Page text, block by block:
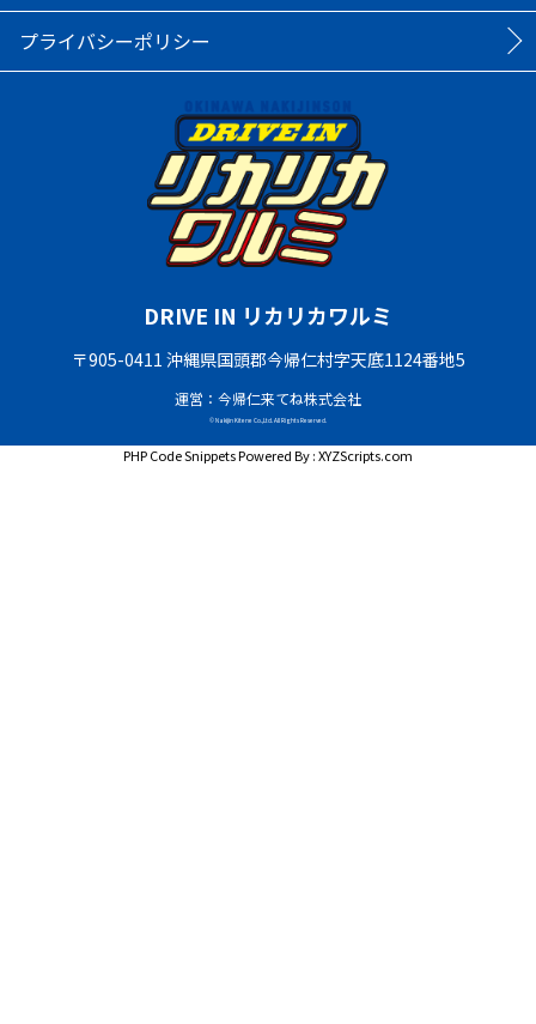
プライバシーポリシー
DRIVE IN リカリカワルミ
〒905-0411 沖縄県国頭郡今帰仁村字天底1124番地5
運営：今帰仁来てね株式会社
© Nakijin Kitene Co.,Ltd. All Rights Reserved.
PHP Code SnippetsPowered By :XYZScripts.com